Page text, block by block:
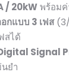
/ 20kWพร้อมค่
กแบบ 3 เฟส(3/
สได้
Signal
ยำ